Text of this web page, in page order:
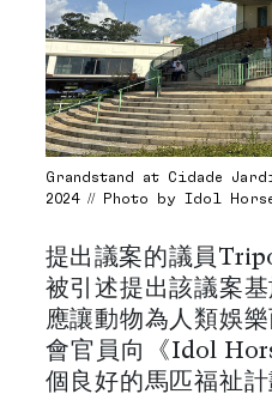
Grandstand at Cidade
2024 // Photo by Idol
提出議案的議員
被引述提出該議案
應讓動物為人類娛
會官員向《Idol
個良好的馬匹福祉